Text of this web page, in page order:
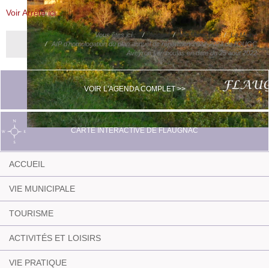
Voir Arrêté ici...
Vous êtes ici : Accueil Vie Municipale
La Mairie
AIP d'homologation du plan annuel de répartition 2022-2023 de l'OUGC
Aveyron Lemboulas en date du 25 août 2022
VOIR L'AGENDA COMPLET >>
CARTE INTERACTIVE DE FLAUGNAC
ACCUEIL
VIE MUNICIPALE
TOURISME
ACTIVITÉS ET LOISIRS
VIE PRATIQUE